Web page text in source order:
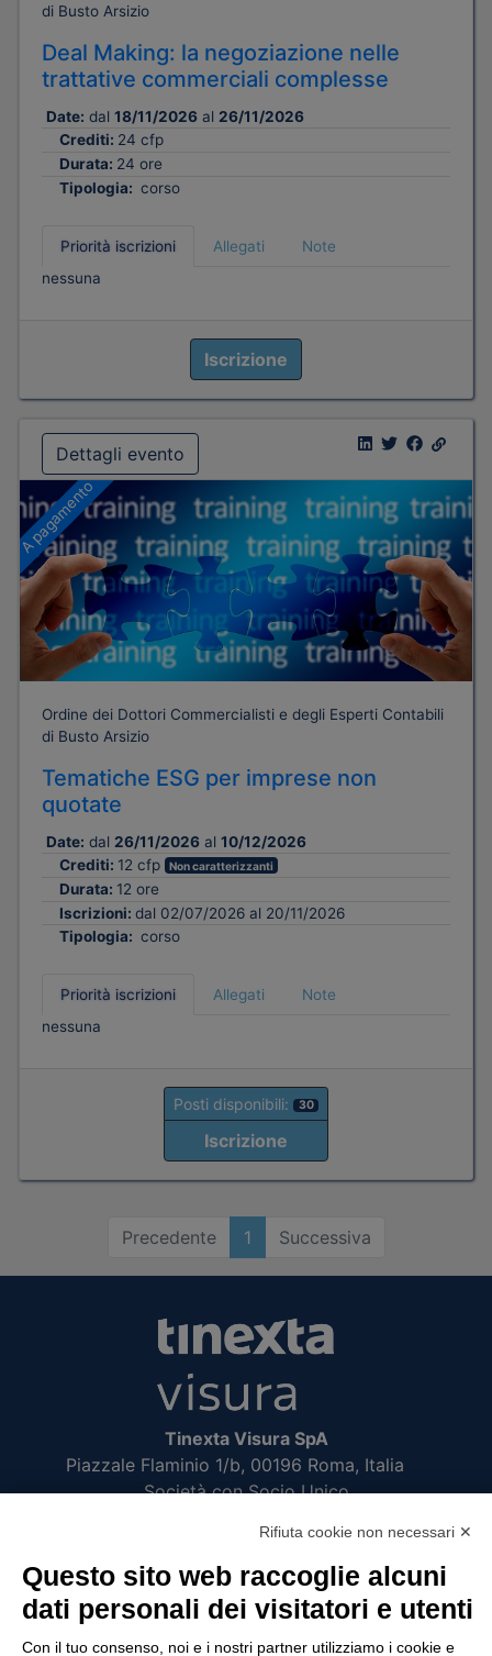
di Busto Arsizio
Deal Making: la negoziazione nelle
trattative commerciali complesse
Date: dal 18/11/2026 al 26/11/2026
Crediti: 24 cfp
Durata: 24 ore
Tipologia: corso
Priorità iscrizioni Allegati
Note
nessuna
Iscrizione
Dettagli evento
A pagamento
Ordine dei Dottori Commercialisti e degli Esperti Contabili
di Busto Arsizio
Tematiche ESG per imprese non
quotate
Date: dal 26/11/2026 al 10/12/2026
Crediti: 12 cfp Non caratterizzanti
Durata: 12 ore
Iscrizioni: dal 02/07/2026 al 20/11/2026
Tipologia: corso
Priorità iscrizioni Allegati
Note
nessuna
Posti disponibili: 30
Iscrizione
Precedente 1 Successiva
Tinexta Visura SpA
Piazzale Flaminio 1/b, 00196 Roma, Italia
Società con Socio Unico
di Tinexta SpA
P.IVA 05338771008 REA n. 877679
UTILITÀ
Rifiuta cookie non necessari ✕
Questo sito web raccoglie alcuni
dati personali dei visitatori e utenti
Con il tuo consenso, noi e i nostri partner utilizziamo i cookie e